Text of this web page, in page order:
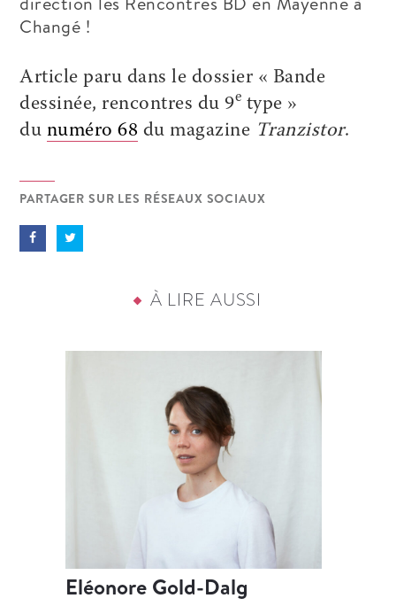
Changé !
Article paru dans le dossier « Bande
dessinée, rencontres du 9e type »
du numéro 68 du magazine Tranzistor.
PARTAGER SUR LES RÉSEAUX SOCIAUX
À LIRE AUSSI
Eléonore Gold-Dalg